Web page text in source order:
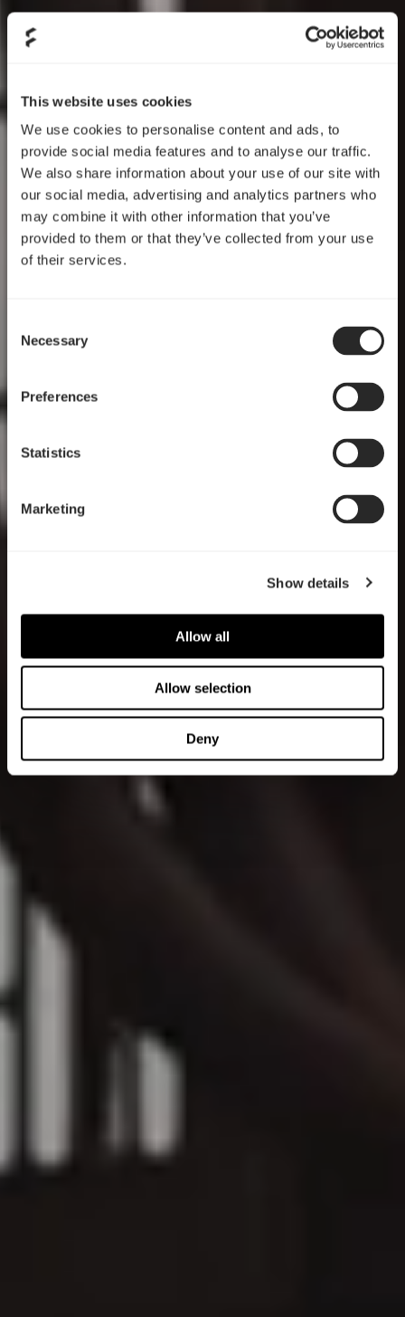
This website uses cookies
We use cookies to personalise content and ads, to
provide social media features and to analyse our traffic.
We also share information about your use of our site with
our social media, advertising and analytics partners who
may combine it with other information that you’ve
provided to them or that they’ve collected from your use
of their services.
Selection
Necessary
Preferences
Statistics
Marketing
Show details
Allow all
Allow selection
Deny